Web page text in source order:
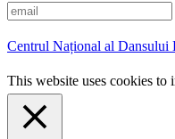
E
m
a
i
l
Centrul Național al Dansului
This website uses cookies